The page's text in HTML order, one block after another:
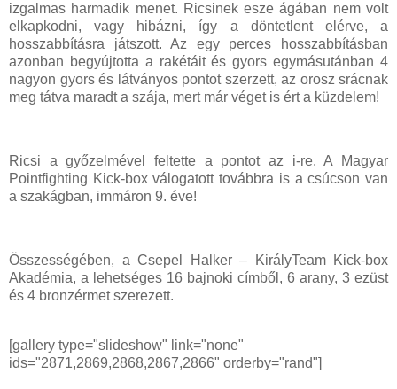
izgalmas harmadik menet. Ricsinek esze ágában nem volt
elkapkodni, vagy hibázni, így a döntetlent elérve, a
hosszabbításra játszott. Az egy perces hosszabbításban
azonban begyújtotta a rakétáit és gyors egymásutánban 4
nagyon gyors és látványos pontot szerzett, az orosz srácnak
meg tátva maradt a szája, mert már véget is ért a küzdelem!
Ricsi a győzelmével feltette a pontot az i-re. A Magyar
Pointfighting Kick-box válogatott továbbra is a csúcson van
a szakágban, immáron 9. éve!
Összességében, a Csepel Halker – KirályTeam Kick-box
Akadémia, a lehetséges 16 bajnoki címből, 6 arany, 3 ezüst
és 4 bronzérmet szerezett.
[gallery type="slideshow" link="none"
ids="2871,2869,2868,2867,2866" orderby="rand"]